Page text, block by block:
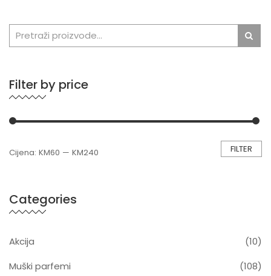
Filter by price
FILTER
Cijena: KM60 — KM240
Categories
Akcija
(10)
Muški parfemi
(108)